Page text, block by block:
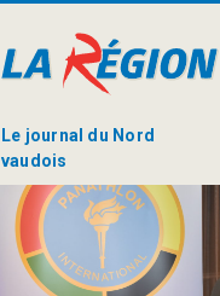
Le journal du Nord
vaudois